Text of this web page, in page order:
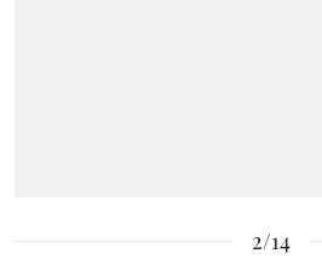
2/14